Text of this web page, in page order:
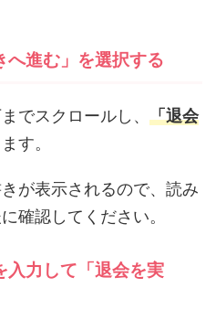
へ進む」を選択する
でスクロールし、 「退会
す。
が表示されるので、読み
確認してください。
入力して「退会を実